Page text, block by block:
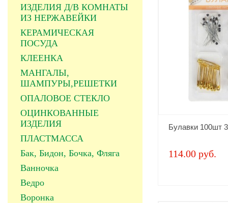
ИЗДЕЛИЯ Д/В КОМНАТЫ
ИЗ НЕРЖАВЕЙКИ
КЕРАМИЧЕСКАЯ
ПОСУДА
КЛЕЕНКА
МАНГАЛЫ,
ШАМПУРЫ,РЕШЕТКИ
ОПАЛОВОЕ СТЕКЛО
ОЦИНКОВАННЫЕ
ИЗДЕЛИЯ
ПЛАСТМАССА
Бак, Бидон, Бочка, Фляга
Ванночка
Ведро
Воронка
Булавки 100шт
114.00 руб.